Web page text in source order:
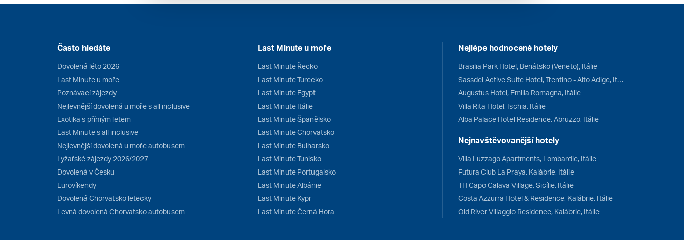
Často hledáte
Dovolená léto 2026
Last Minute u moře
Poznávací zájezdy
Nejlevnější dovolená u moře s all inclusive
Exotika s přímým letem
Last Minute s all inclusive
Nejlevnější dovolená u moře autobusem
Lyžařské zájezdy 2026/2027
Dovolená v Česku
Eurovíkendy
Dovolená Chorvatsko letecky
Levná dovolená Chorvatsko autobusem
Last Minute u moře
Last Minute Řecko
Last Minute Turecko
Last Minute Egypt
Last Minute Itálie
Last Minute Španělsko
Last Minute Chorvatsko
Last Minute Bulharsko
Last Minute Tunisko
Last Minute Portugalsko
Last Minute Albánie
Last Minute Kypr
Last Minute Černá Hora
Nejlépe hodnocené hotely
Brasilia Park Hotel, Benátsko (Veneto), Itálie
Sassdei Active Suite Hotel, Trentino - Alto Adige, Itálie
Augustus Hotel, Emilia Romagna, Itálie
Villa Rita Hotel, Ischia, Itálie
Alba Palace Hotel Residence, Abruzzo, Itálie
Nejnavštěvovanější hotely
Villa Luzzago Apartments, Lombardie, Itálie
Futura Club La Praya, Kalábrie, Itálie
TH Capo Calava Village, Sicílie, Itálie
Costa Azzurra Hotel & Residence, Kalábrie, Itálie
Old River Villaggio Residence, Kalábrie, Itálie